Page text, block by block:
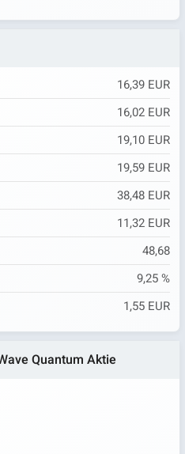
16,39 EUR
16,02 EUR
19,10 EUR
19,59 EUR
38,48 EUR
11,32 EUR
48,68
9,25 %
1,55 EUR
Quantum Aktie